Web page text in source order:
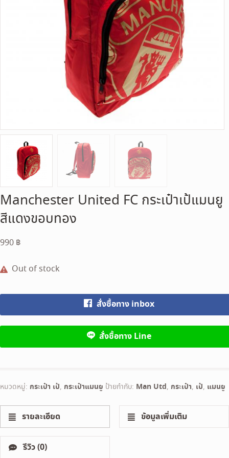
Manchester United FC กระเป๋าเป้แมนยู
สีแดงขอบทอง
990 ฿
Out of stock
สั่งซื้อทาง inbox
สั่งซื้อทาง Line
หมวดหมู่: กระเป๋า เป้, กระเป๋าแมนยู ป้ายกำกับ: Man Utd, กระเป๋า, เป้, แมนยู
รายละเอียด ข้อมูลเพิ่มเติม
รีวิว (0)